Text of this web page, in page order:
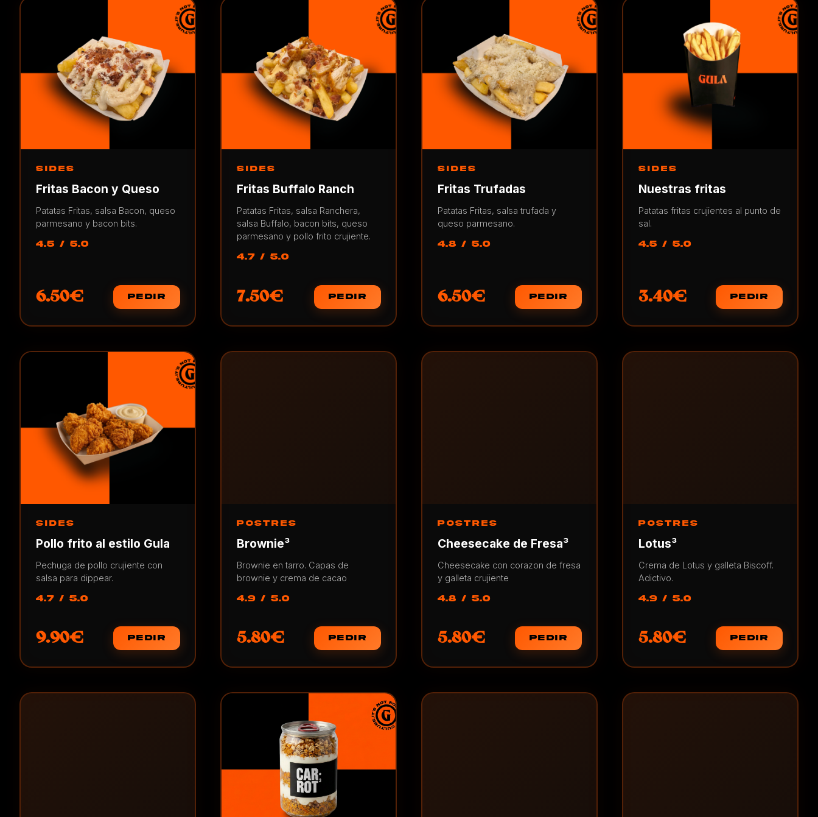
SIDES
Fritas Bacon y Queso
Patatas Fritas, salsa Bacon, queso
parmesano y bacon bits.
4.5 / 5.0
6.50€ PEDIR
SIDES
Fritas Buffalo Ranch
Patatas Fritas, salsa Ranchera,
salsa Buffalo, bacon bits, queso
parmesano y pollo frito crujiente.
4.7 / 5.0
7.50€ PEDIR
SIDES
Fritas Trufadas
Patatas Fritas, salsa trufada y
queso parmesano.
4.8 / 5.0
6.50€ PEDIR
SIDES
Nuestras fritas
Patatas fritas crujientes al punto de
sal.
4.5 / 5.0
3.40€ PEDIR
SIDES
Pollo frito al estilo Gula
Pechuga de pollo crujiente con
salsa para dippear.
4.7 / 5.0
9.90€ PEDIR
POSTRES
Brownie³
Brownie en tarro. Capas de
brownie y crema de cacao
4.9 / 5.0
5.80€ PEDIR
POSTRES
Cheesecake de Fresa³
Cheesecake con corazon de fresa
y galleta crujiente
4.8 / 5.0
5.80€ PEDIR
POSTRES
Lotus³
Crema de Lotus y galleta Biscoff.
Adictivo.
4.9 / 5.0
5.80€ PEDIR